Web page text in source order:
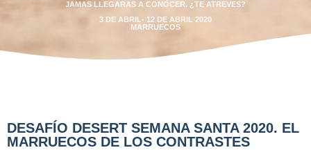
JAMAS LLEGARAS A CONOCER. ¿TE ATREVES?
3 DE ABRIL- 12 DE ABRIL 2020
MARRUECOS
DESAFÍO DESERT SEMANA SANTA 2020. EL
MARRUECOS DE LOS CONTRASTES